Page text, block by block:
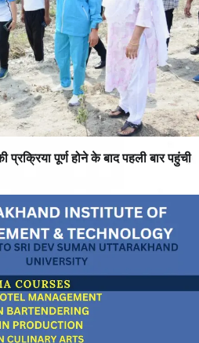
पूर्ण होने के बाद पहली बार पहुंची